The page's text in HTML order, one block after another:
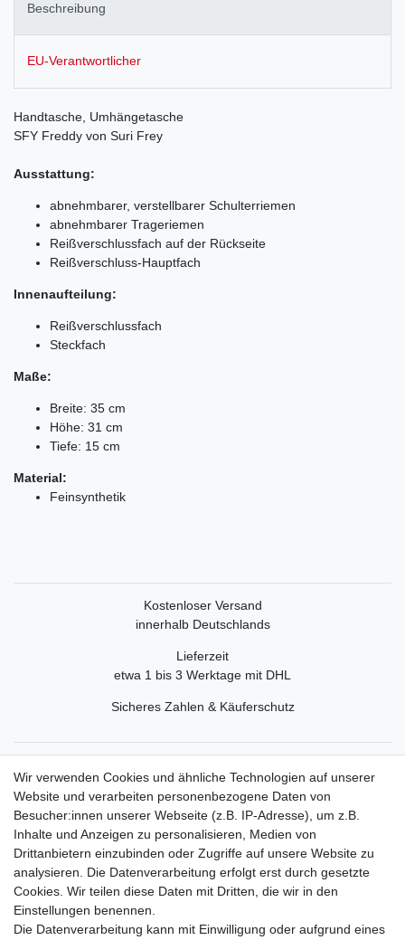
Beschreibung
EU-Verantwortlicher
Handtasche, Umhängetasche
SFY Freddy von Suri Frey
Ausstattung:
abnehmbarer, verstellbarer Schulterriemen
abnehmbarer Trageriemen
Reißverschlussfach auf der Rückseite
Reißverschluss-Hauptfach
Innenaufteilung:
Reißverschlussfach
Steckfach
Maße:
Breite: 35 cm
Höhe: 31 cm
Tiefe: 15 cm
Material:
Feinsynthetik
Kostenloser Versand
innerhalb Deutschlands
Lieferzeit
etwa 1 bis 3 Werktage mit DHL
Sicheres Zahlen & Käuferschutz
Rechtliche Informationen
Widerrufsrecht
Widerrufsformular
Datenschutzerklärung
AGB
Wir verwenden Cookies und ähnliche Technologien auf unserer
Website und verarbeiten personenbezogene Daten von
Besucher:innen unserer Webseite (z.B. IP-Adresse), um z.B.
Inhalte und Anzeigen zu personalisieren, Medien von
Drittanbietern einzubinden oder Zugriffe auf unsere Website zu
analysieren. Die Datenverarbeitung erfolgt erst durch gesetzte
Cookies. Wir teilen diese Daten mit Dritten, die wir in den
Einstellungen benennen.
Die Datenverarbeitung kann mit Einwilligung oder aufgrund eines